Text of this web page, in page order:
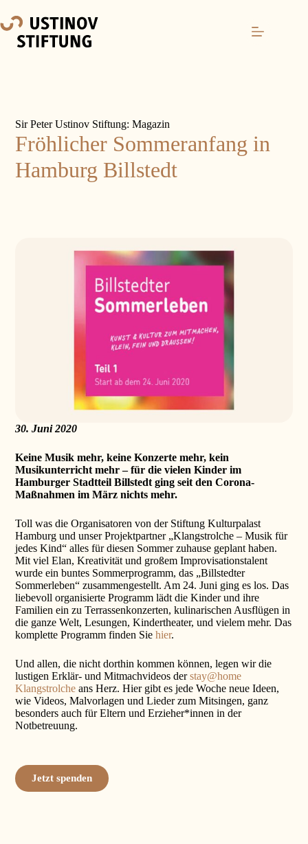
Sir Peter Ustinov Stiftung: Magazin
Fröhlicher Sommeranfang in
Hamburg Billstedt
30. Juni 2020
Keine Musik mehr, keine Konzerte mehr, kein
Musikunterricht mehr – für die vielen Kinder im
Hamburger Stadtteil Billstedt ging seit den Corona-
Maßnahmen im März nichts mehr.
Toll was die Organisatoren von der Stiftung Kulturpalast
Hamburg und unser Projektpartner „Klangstrolche – Musik für
jedes Kind“ alles für diesen Sommer zuhause geplant haben.
Mit viel Elan, Kreativität und großem Improvisationstalent
wurde ein buntes Sommerprogramm, das „Billstedter
Sommerleben“ zusammengestellt. Am 24. Juni ging es los. Das
liebevoll organisierte Programm lädt die Kinder und ihre
Familien ein zu Terrassenkonzerten, kulinarischen Ausflügen in
die ganze Welt, Lesungen, Kindertheater, und vielem mehr. Das
komplette Programm finden Siehier.
Und allen, die nicht dorthin kommen können, legen wir die
lustigen Erklär- und Mitmachvideos derstay@home
Klangstrolche ans Herz. Hier gibt es jede Woche neue Ideen,
wie Videos, Malvorlagen und Lieder zum Mitsingen, ganz
besonders auch für Eltern und Erzieher*innen in der
Notbetreuung.
Jetzt spenden